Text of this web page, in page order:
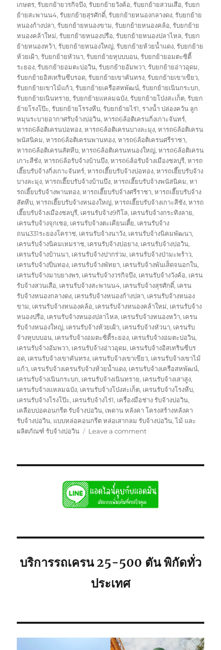
เกษตร,รับยกย้ายวรกิจบึง,รับยกย้ายวังค้อ,รับยกย้ายสวนเสือ,รับยก
ย้ายสะพานน4,รับยกย้ายสุรศักดิ์,รับยกย้ายหนองกลางดง,รับยกย้าย
หนองก้างปลา,รับยกย้ายหนองขาม,รับยกย้ายหนองคล้อ,รับยกย้าย
หนองคล้าใหม่,รับยกย้ายหนองปรือ,รับยกย้ายหนองปลาไหล,รับยก
ย้ายหนองหว้า,รับยกย้ายหนองใหญ่,รับยกย้ายห้วยน้ำแดง,รับยกย้าย
ห้วยเฝ้า,รับยกย้ายหัวนา,รับยกย้ายหุบบบอน,รับยกย้ายอมตะซิตี้
ระยอง,รับยกย้ายอมตะบ่อวิน,รับยกย้ายอัมพวา,รับยกย้ายอ่าวอุดม,
รับยกย้ายอิสเทรินซีบรอด,รับยกย้ายเขาคันทรง,รับยกย้ายเขาเขียว,
รับยกย้ายเขาไม้แก้ว,รับยกย้ายเครือสหพัฒน์,รับยกย้ายเนินกระบก,
รับยกย้ายเนินทราย,รับยกย้ายแหลมฉบัง,รับยกย้ายโป่งสะเก็ต,รับยก
ย้ายโรงโป๊ะ,รับยกย้ายโรรงหีบ,รับยกย้ายไร่1,รางน้ำ ปล่องควัน ลูก
หมุนระบายอากาศรับจ้างบ่อวิน,หารถ6ล้อติเครนกิ่งเกาะจันทร์,
หารถ6ล้อติเครนบ่อทอง,หารถ6ล้อติเครนบางละมุง,หารถ6ล้อติเครน
พนัสนิคม,หารถ6ล้อติเครนพานทอง,หารถ6ล้อติเครนศรีราชา,
หารถ6ล้อติเครนสัตหีบ,หารถ6ล้อติเครนหนองใหญ่,หารถ6ล้อติเครน
เกาะสีชัง,หารถ6ล้อรับจ้างบ้านบึง,หารถ6ล้อรับจ้างเมืองชลบุรี,หารถ
เฮี๊ยบรับจ้างกิ่งเกาะจันทร์,หารถเฮี๊ยบรับจ้างบ่อทอง,หารถเฮี๊ยบรับจ้าง
บางละมุง,หารถเฮี๊ยบรับจ้างบ้านบึง,หารถเฮี๊ยบรับจ้างพนัสนิคม,หา
รถเฮี๊ยบรับจ้างพานทอง,หารถเฮี๊ยบรับจ้างศรีราชา,หารถเฮี๊ยบรับจ้าง
สัตหีบ,หารถเฮี๊ยบรับจ้างหนองใหญ่,หารถเฮี๊ยบรับจ้างเกาะสีชัง,หารถ
เฮี๊ยบรับจ้างเมืองชลบุรี, เครนรับจ้าง9กิโล, เครนรับจ้างกระทิงลาย,
เครนรับจ้างจุกเชอ, เครนรับจ้างตะเคียนเตี้ย, เครนรับจ้าง
ถนน331ระยองโคราช, เครนรับจ้างนาวัง, เครนรับจ้างนิคมพัฒนา,
เครนรับจ้างนิคมเหมราช, เครนรับจ้างบ่อยาง, เครนรับจ้างบ่อวิน,
เครนรับจ้างบ้านนา, เครนรับจ้างปากร่วม, เครนรับจ้างป่ามะพร้าว,
เครนรับจ้างปิ่นทอง, เครนรับจ้างพัทยา, เครนรับจ้างพันเส็ดจนอกใน,
เครนรับจ้างมาบยางพร, เครนรับจ้างวรกิจบึง, เครนรับจ้างวังค้อ, เครน
รับจ้างสวนเสือ, เครนรับจ้างสะพานน4, เครนรับจ้างสุรศักดิ์, เครน
รับจ้างหนองกลางดง, เครนรับจ้างหนองก้างปลา, เครนรับจ้างหนอง
ขาม, เครนรับจ้างหนองคล้อ, เครนรับจ้างหนองคล้าใหม่, เครนรับจ้าง
หนองปรือ, เครนรับจ้างหนองปลาไหล, เครนรับจ้างหนองหว้า, เครน
รับจ้างหนองใหญ่, เครนรับจ้างห้วยเฝ้า, เครนรับจ้างหัวนา, เครนรับ
จ้างหุบบบอน, เครนรับจ้างอมตะซิตี้ระยอง, เครนรับจ้างอมตะบ่อวิน,
เครนรับจ้างอัมพวา, เครนรับจ้างอ่าวอุดม, เครนรับจ้างอิสเทรินซีบร
อด, เครนรับจ้างเขาคันทรง, เครนรับจ้างเขาเขียว, เครนรับจ้างเขาไม้
แก้ว, เครนรับจ้างเครนรับจ้างห้วยน้ำแดง, เครนรับจ้างเครือสหพัฒน์,
เครนรับจ้างเนินกระบก, เครนรับจ้างเนินทราย, เครนรับจ้างเสาสูง,
เครนรับจ้างแหลมฉบัง, เครนรับจ้างโป่งสะเก็ต, เครนรับจ้างโรงหีบ,
เครนรับจ้างโรงโป๊ะ, เครนรับจ้างไร่1, เครื่องมือช่าง รับจ้างบ่อวิน,
เคลือบบ่อคอนกรีต รับจ้างบ่อวิน, เพดาน หลังคา โครงสร้างหลังคา
รับจ้างบ่อวิน, แบบหล่อคอนกรีต หล่อเสากลม รับจ้างบ่อวิน,ไม้ และ
ผลิตภัณฑ์ รับจ้างบ่อวิน
Leave a commenton
วิน
ศรีราชา
พิกัด
บริการรถเครน 25-500 ตัน พิกัดทั่ว
ประเทศ